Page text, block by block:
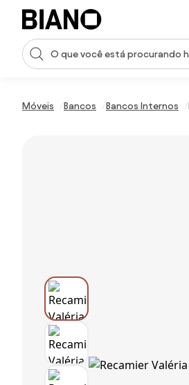
Saltar para o conteúdo
Entrada de pesquisa
Móveis Bancos Bancos Internos